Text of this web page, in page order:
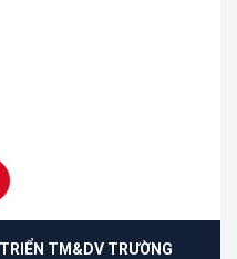
TM&DV TRƯỜNG